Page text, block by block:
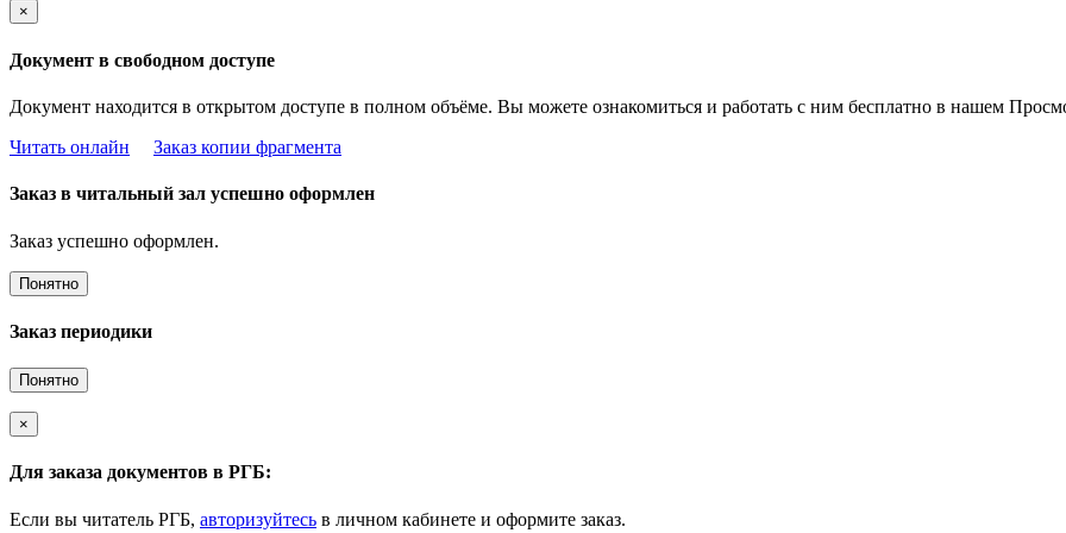
×
Документ в свободном доступе
Документ находится в открытом доступе в полном объёме. Вы можете ознакомиться и работать с ним бесплатно в нашем
Читать онлайн
Заказ копии фрагмента
Заказ в читальный зал успешно оформлен
Заказ успешно оформлен.
Понятно
Заказ периодики
Понятно
×
Для заказа документов в РГБ:
Если вы читатель РГБ, авторизуйтесь в личном кабинете и оформите заказ.